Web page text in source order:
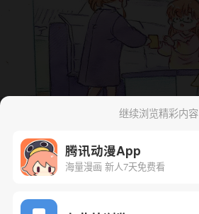
继续浏览精彩内容
腾讯动漫App
海量漫画 新人7天免费看